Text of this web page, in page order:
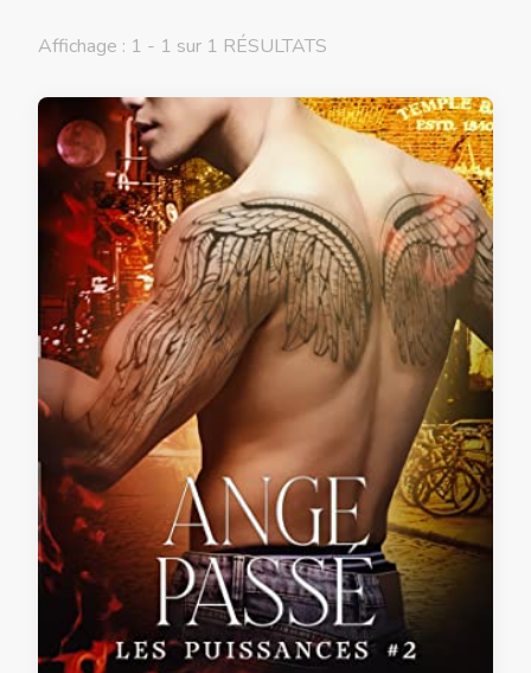
Affichage : 1 - 1 sur 1 RÉSULTATS